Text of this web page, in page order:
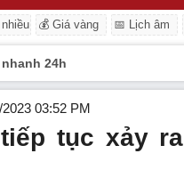
💰 Giá vàng 📅 Lịch âm
24h
03:52 PM
tục xảy